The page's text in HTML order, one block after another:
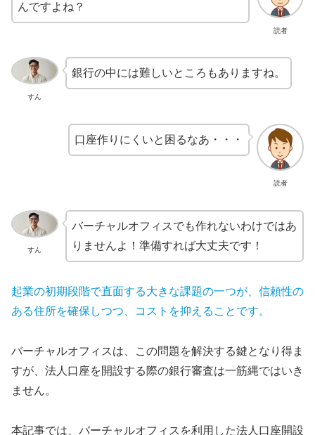
読者
んですよね？
すん
銀行の中には難しいところもありますね。
読者
口座作りにくいと困るなあ・・・
すん
バーチャルオフィスでも作れないわけではあ
りませんよ！準備すれば大丈夫です！
起業の初期段階で直面する大きな課題の一つが、信頼性の
ある住所を確保しつつ、コストを抑えることです。
バーチャルオフィスは、この問題を解決する鍵となり得ま
すが、法人口座を開設する際の銀行審査は一筋縄ではいき
ません。
本記事では、バーチャルオフィスを利用した法人口座開設